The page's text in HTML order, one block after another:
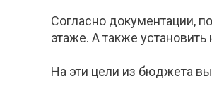
Согласно документации,
этаже. А также
На эти цели из бюджета